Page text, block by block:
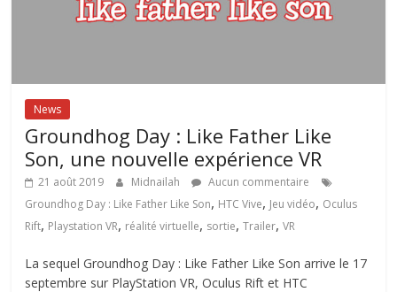
News
Groundhog Day : Like Father Like
Son, une nouvelle expérience VR
21 août 2019 Midnailah
Aucun commentaire
Groundhog Day : Like Father Like Son, HTC Vive, Jeu vidéo, Oculus
Rift, Playstation VR, réalité virtuelle, sortie,Trailer,VR
La sequel Groundhog Day : Like Father Like Son arrive le 17
septembre sur PlayStation VR, Oculus Rift et HTC